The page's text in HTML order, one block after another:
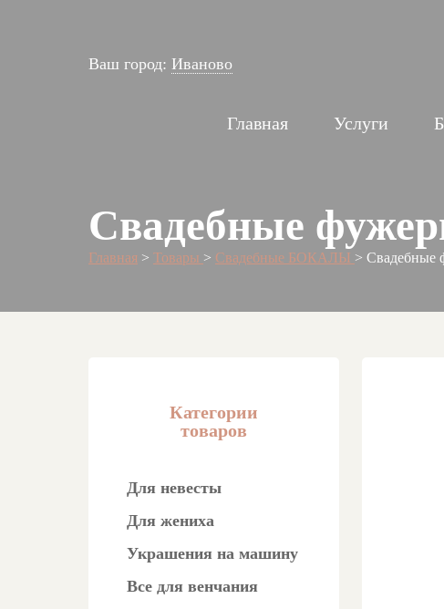
Ваш город: Иваново
Главная Услуги
Свадебные
Главная > Товары > Свадебные БОКАЛЫ > Свадебные
Категории
товаров
Для невесты
Для жениха
Украшения на машину
Все для венчания